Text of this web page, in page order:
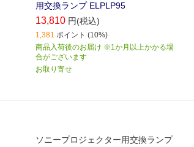
用交換ランプ ELPLP95
13,810 円(税込)
1,381 ポイント (10%)
商品入荷後のお届け ※1か月以上かかる場
合がございます
お取り寄せ
ソニープロジェクター用交換ランプ